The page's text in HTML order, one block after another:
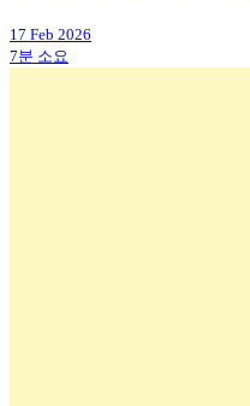
17 Feb 2026
7분 소요